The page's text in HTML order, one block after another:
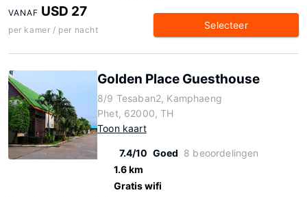
VANAF USD 27
per kamer / per nacht Selecteer
Golden Place Guesthouse
8/9 Tesaban2, Kamphaeng
Phet, 62000, TH
Toon kaart
7.4/10 Goed 8 beoordelingen
1.6 km
Gratis wifi